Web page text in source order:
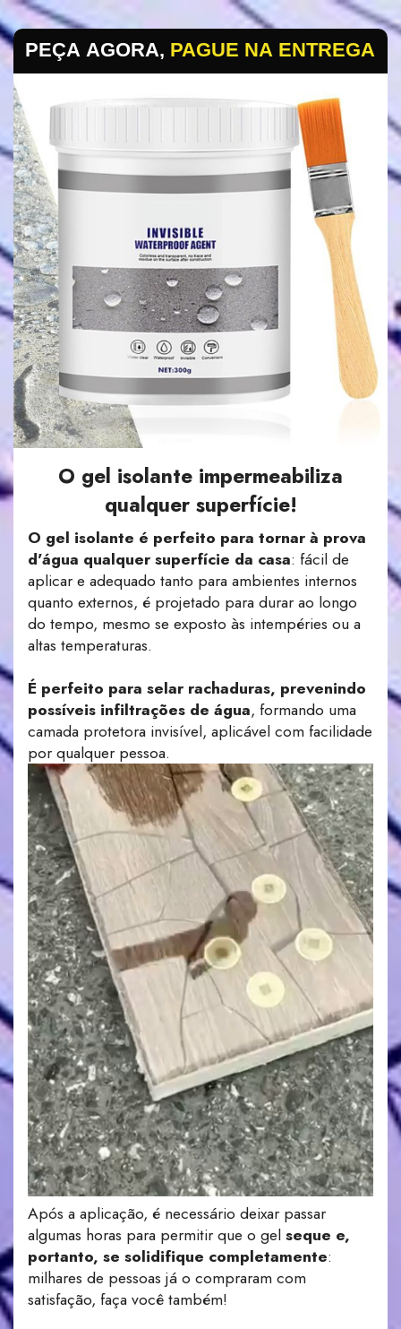
PEÇA AGORA, PAGUE NA ENTREGA
O gel isolante impermeabiliza
qualquer superfície!
O gel isolante é perfeito para tornar à prova
d'água qualquer superfície da casa: fácil de
aplicar e adequado tanto para ambientes internos
quanto externos, é projetado para durar ao longo
do tempo, mesmo se exposto às intempéries ou a
altas temperaturas.
É perfeito para selar rachaduras, prevenindo
possíveis infiltrações de água, formando uma
camada protetora invisível, aplicável com facilidade
por qualquer pessoa.
Após a aplicação, é necessário deixar passar
algumas horas para permitir que o gelseque e,
portanto, se solidifique completamente:
milhares de pessoas já o compraram com
satisfação, faça você também!